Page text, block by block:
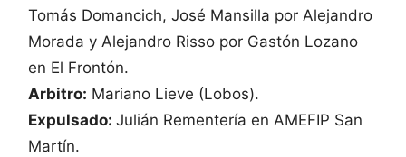
Tomás Domancich, José Mansilla por Alejandro
Morada y Alejandro Risso por Gastón Lozano
en El Frontón.
Arbitro: Mariano Lieve (Lobos).
Expulsado: Julián Rementería en AMEFIP San
Martín.